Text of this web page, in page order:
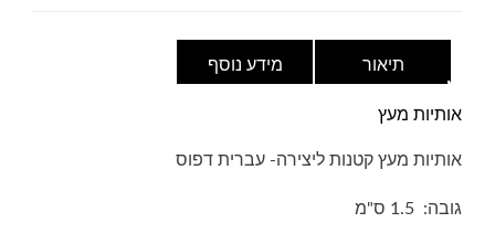
תיאור מידע נוסף
אותיות מעץ
אותיות מעץ קטנות ליצירה- עברית דפוס
גובה: 1.5 ס"מ